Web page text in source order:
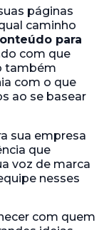
páginas
caminho
para
com que
também
com o que
ao se basear
sua empresa
que
voz de marca
nesses
com quem